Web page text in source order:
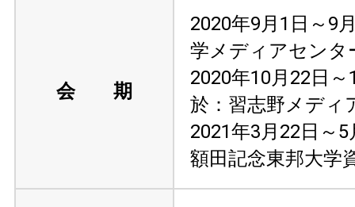
会 期
2020年9月1日～9
学メディアセンタ
2020年10月22日
於：習志野メディ
2021年3月22日～
額田記念東邦大学